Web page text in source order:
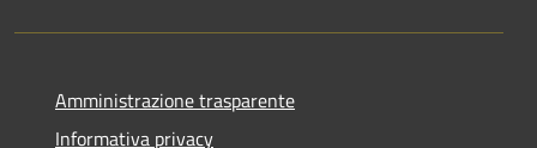
Amministrazione trasparente
Informativa privacy